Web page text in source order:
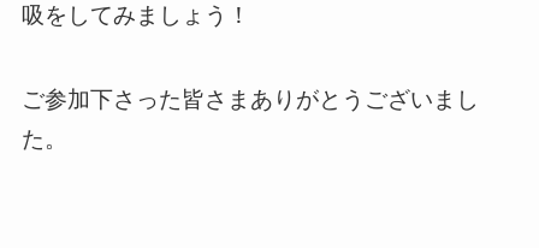
吸をしてみましょう！
ご参加下さった皆さまありがとうございまし
た。